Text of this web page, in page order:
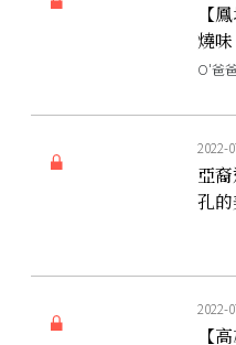
【
燒
眼淚
O'爸
2022-
亞
孔
2022-
【